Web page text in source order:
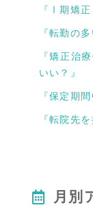
『Ⅰ期矯
『転勤の
『矯正治
いい？』
『保定期
『転院先
月別